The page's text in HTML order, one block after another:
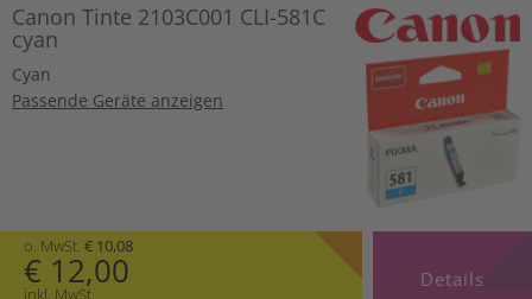
Canon Tinte 2103C001 CLI-581C
cyan
Cyan
Passende Geräte anzeigen
o. MwSt. € 10,08
€ 12,00
inkl. MwSt.
Details